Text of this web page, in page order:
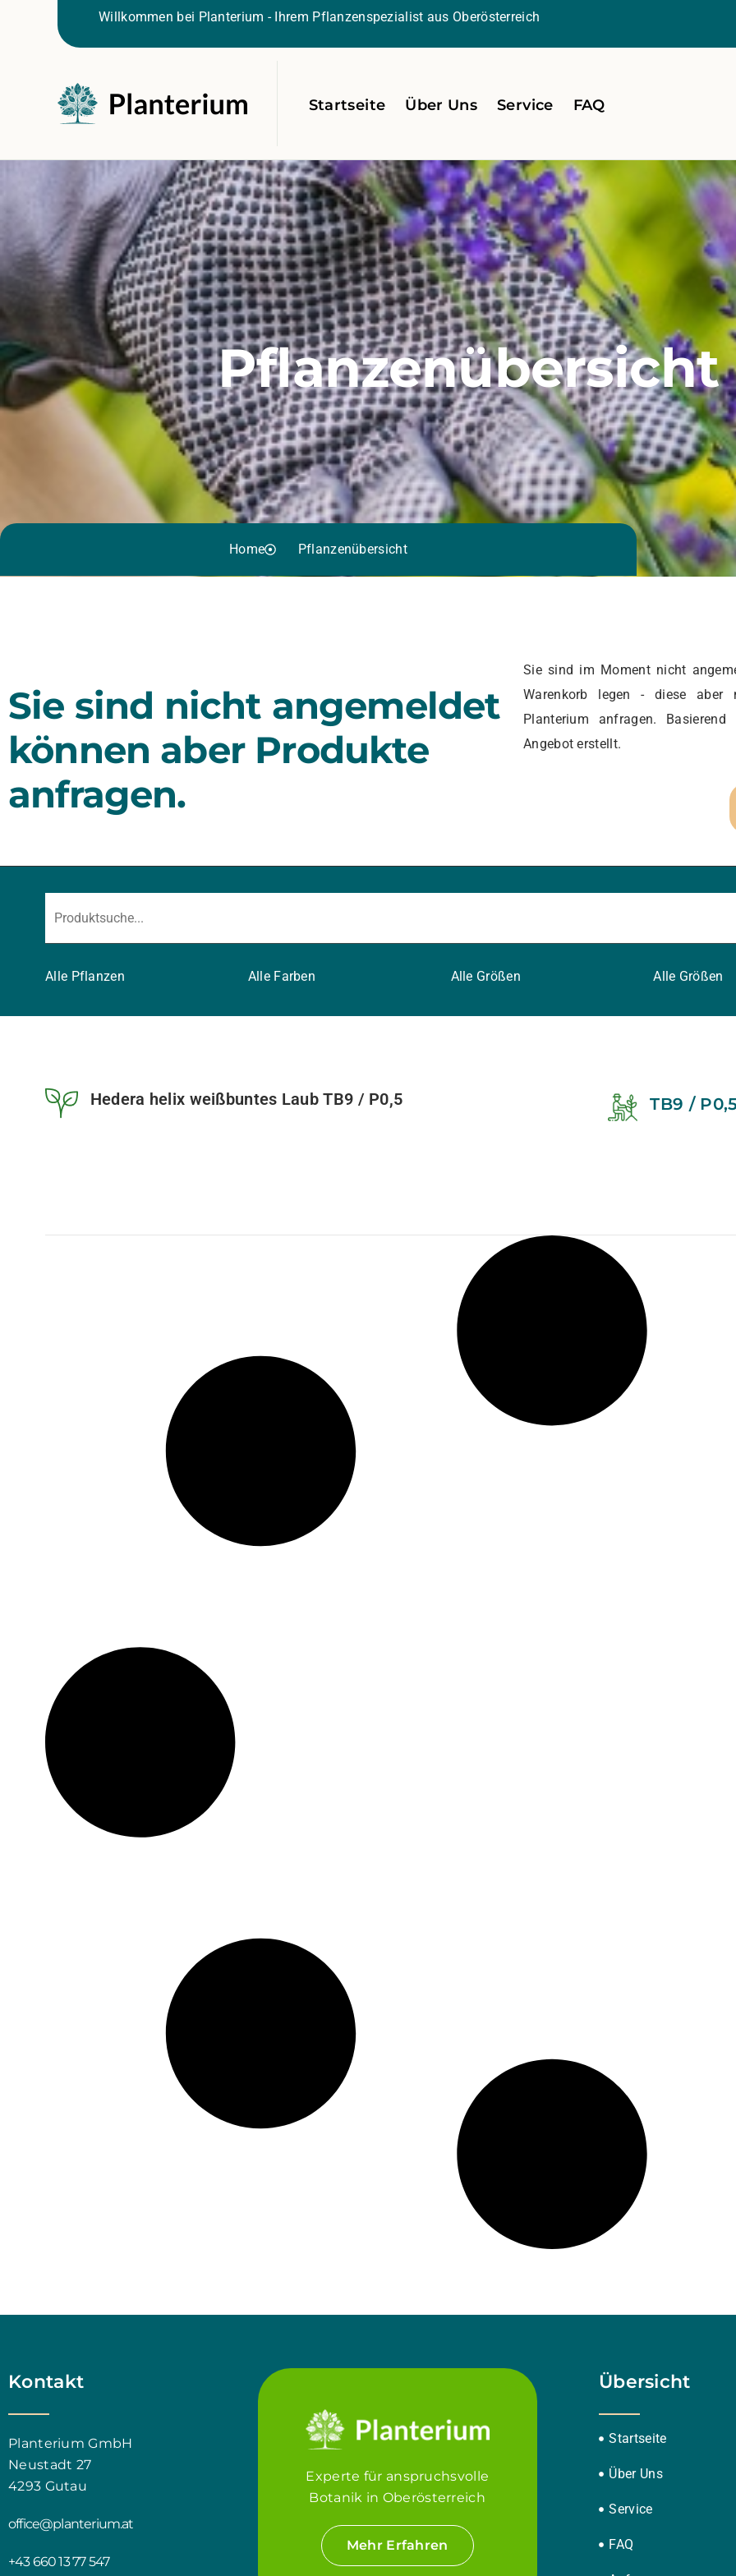
Willkommen bei Planterium - Ihrem Pflanzenspezialist aus Oberösterreich
Startseite Über Uns Service FAQ
Pflanzenübersicht
Home Pflanzenübersicht
Sie sind nicht angemeldet
können aber Produkte
anfragen.
Sie sind im Moment nicht
Warenkorb legen - diese aber
Planterium anfragen.
Angebot erstellt.
Alle Pflanzen Alle Farben Alle Größen Alle Größen
Hedera helix weißbuntes Laub TB9 / P0,5 TB9 / P0,5
Kontakt
Planterium GmbH
Neustadt 27
4293 Gutau
office@planterium.at
+43 660 13 77 547
Experte für anspruchsvolle
Botanik in Oberösterreich
Mehr Erfahren
Übersicht
Startseite
Über Uns
Service
FAQ